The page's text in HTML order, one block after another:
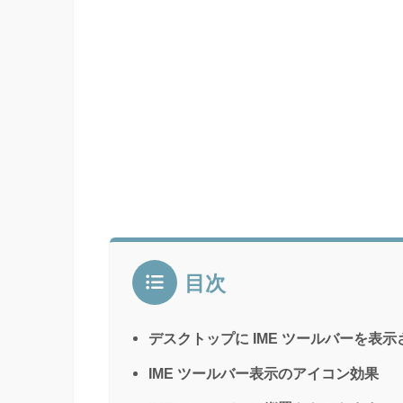
目次
デスクトップに IME ツールバーを表示
IME ツールバー表示のアイコン効果